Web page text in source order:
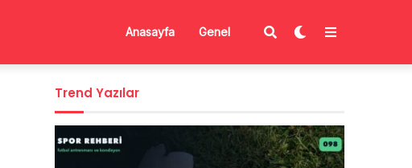
Anasayfa Genel
Trend Yazılar